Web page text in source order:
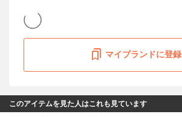
マイブランドに登録
このアイテムを見た人はこれも見ています